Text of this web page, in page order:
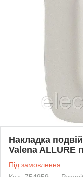
Накладка
Valena ALLURE
Під замовлення